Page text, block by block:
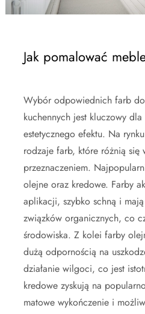
Jak pomalować
Wybór odpowiednich farb
kuchennych jest kluczowy dla
estetycznego efektu. Na
rodzaje farb, które różnią się
przeznaczeniem.
olejne oraz kredowe. Farby
aplikacji, szybko schną i
związków organicznych, co
środowiska. Z kolei farby
dużą odpornością na
działanie wilgoci, co jest
kredowe zyskują na
matowe wykończenie i